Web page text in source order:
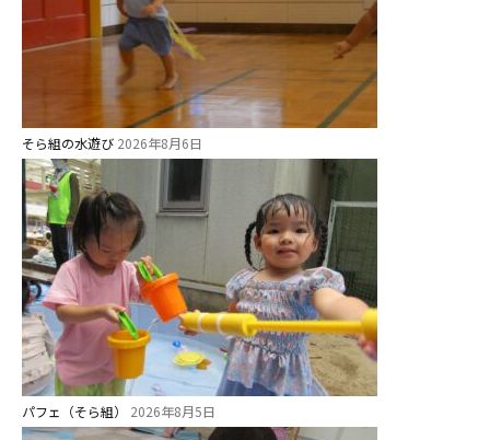
そら組の水遊び 2026年8月6日
パフェ（そら組） 2026年8月5日